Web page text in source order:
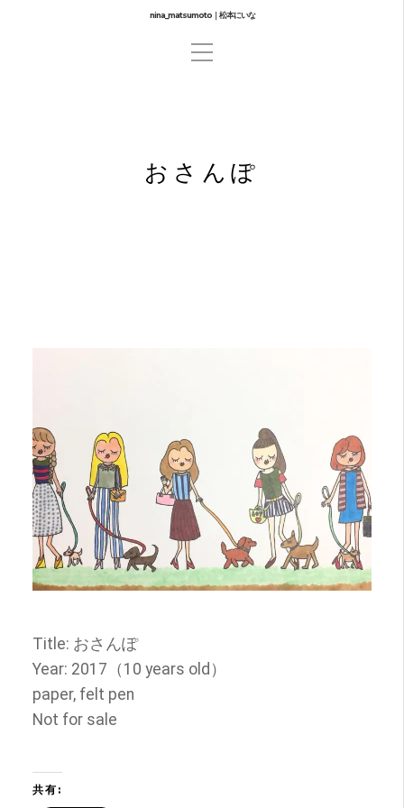
nina_matsumoto｜松本にいな
おさんぽ
Title: おさんぽ
Year: 2017 （ 10 years old ）
paper, felt pen
Not for sale
共有: